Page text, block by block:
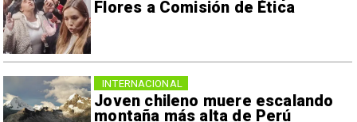
Flores a Comisión de Ética
Joven chileno muere escalando
montaña más alta de Perú
INTERNACIONAL